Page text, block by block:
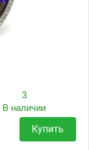
3
В наличии
Купить